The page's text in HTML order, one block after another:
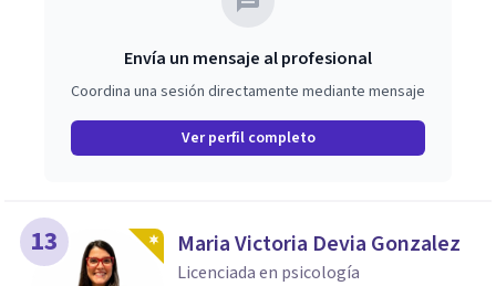
Envía un mensaje al profesional
Coordina una sesión directamente mediante mensaje
Ver perfil completo
13 Maria Victoria Devia Gonzalez
Licenciada en psicología